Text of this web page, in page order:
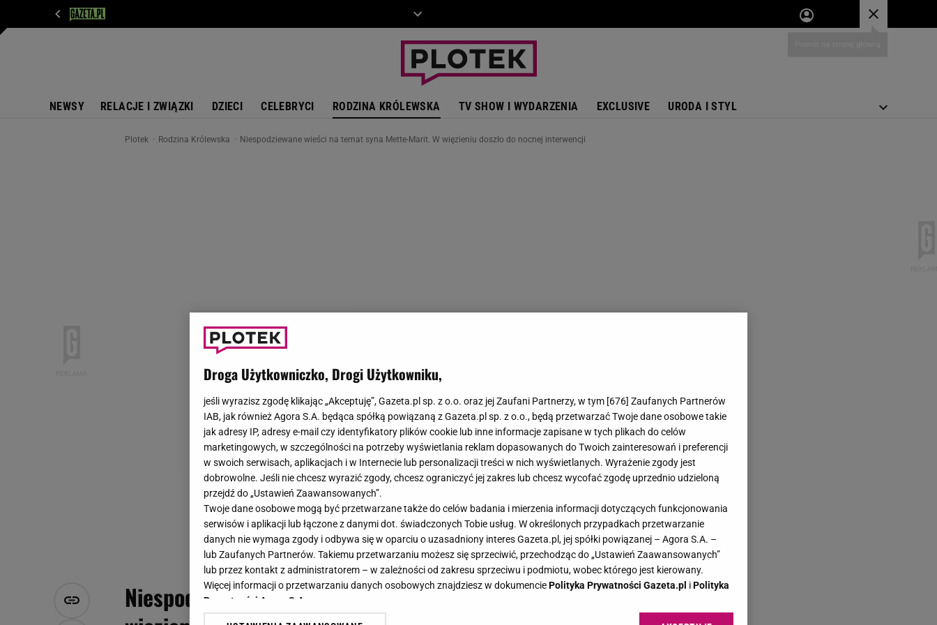
NEWSY RELACJE I ZWIĄZKI DZIECI CELEBRYCI RODZINA KRÓLEWSKA TV SHOW I WYDARZENIA EXCLUSIVE URODA I STYL
Plotek Rodzina Królewska Niespodziewane wieści na temat syna Mette-Marit. W więzieniu doszło do nocnej interwencji
Niespodziewane wieści na temat syna Mette-Marit. W
Droga Użytkowniczko, Drogi Użytkowniku,
jeśli wyrazisz zgodę klikając „Akceptuję”, Gazeta.pl sp. z o.o. oraz jej Zaufani Partnerzy, w tym [676] Zaufanych Partnerów
IAB, jak również Agora S.A. będąca spółką powiązaną z Gazeta.pl sp. z o.o., będą przetwarzać Twoje dane osobowe takie
jak adresy IP, adresy e-mail czy identyfikatory plików cookie lub inne informacje zapisane w tych plikach do celów
marketingowych, w szczególności na potrzeby wyświetlania reklam dopasowanych do Twoich zainteresowań i preferencji
w swoich serwisach, aplikacjach i w Internecie lub personalizacji treści w nich wyświetlanych. Wyrażenie zgody jest
dobrowolne. Jeśli nie chcesz wyrazić zgody, chcesz ograniczyć jej zakres lub chcesz wycofać zgodę uprzednio udzieloną
przejdź do „Ustawień Zaawansowanych”.
Twoje dane osobowe mogą być przetwarzane także do celów badania i mierzenia informacji dotyczących funkcjonowania
serwisów i aplikacji lub łączone z danymi dot. świadczonych Tobie usług. W określonych przypadkach przetwarzanie
danych nie wymaga zgody i odbywa się w oparciu o uzasadniony interes Gazeta.pl, jej spółki powiązanej – Agora S.A. –
lub Zaufanych Partnerów. Takiemu przetwarzaniu możesz się sprzeciwić, przechodząc do „Ustawień Zaawansowanych”
lub przez kontakt z administratorem – w zależności od zakresu sprzeciwu i podmiotu, wobec którego jest kierowany.
Więcej informacji o przetwarzaniu danych osobowych znajdziesz w dokumenciePolityka Prywatności Gazeta.pl iPolityka
Prywatności Agora S.A.